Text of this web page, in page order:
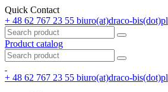
Quick Contact
+ 48 62 767 23 55 biuro(at)draco-bis(dot)pl
Product catalog
+ 48 62 767 23 55 biuro(at)draco-bis(dot)pl